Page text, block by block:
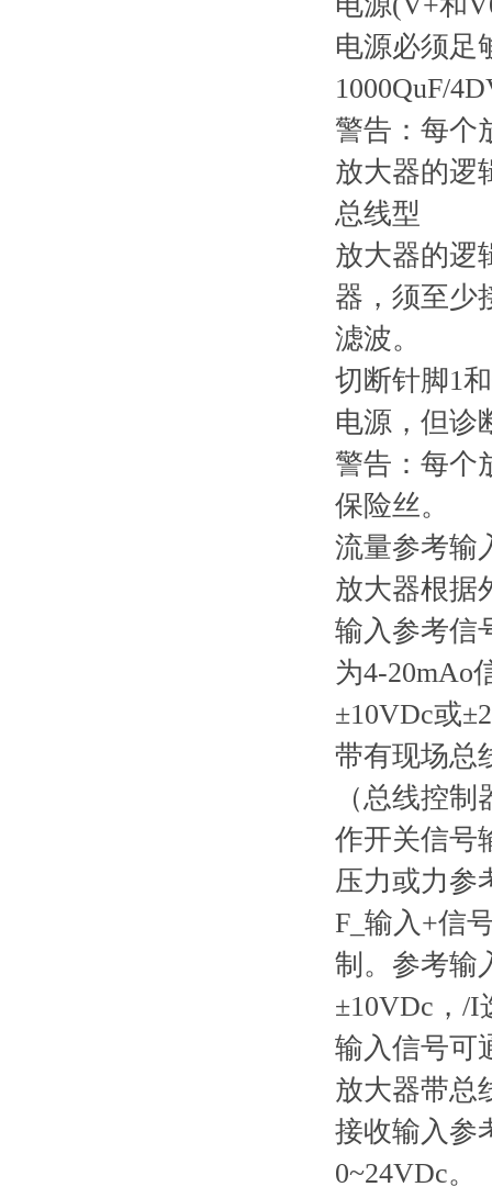
电源必须足
1000QuF/
警告：每个
放大器的逻
总线型
放大器的逻
器，须至少
滤波。
切断针脚1
电源，但诊
警告：每个
保险丝。
流量参考输
放大器根据
输入参考信
为4-20mAo
±10VDc或
带有现场总
（总线控
作开关信号
压力或力参
F_输入+信
制。参考输
±10VDc，/I
输入信号可
放大器带总
接收输入参
0~24VDc。